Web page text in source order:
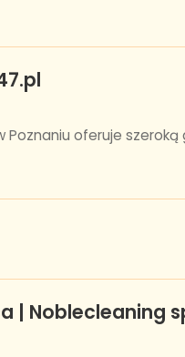
Poznaniu oferuje
| Noblecleaning